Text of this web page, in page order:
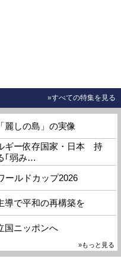
»すべての特集を見る
麗しの島」の実像
ギー依存国家・日本 持
｢弱み…
ールドカップ2026
導で平和の再構築を
国ニッポンへ
»もっと見る